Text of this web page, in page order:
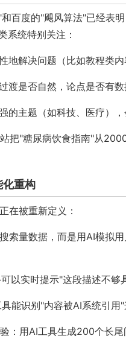
百度的"飓风算法"已经表
系统特别关注：
地解决问题（比如教程类
渡是否自然，论点是否有
的主题（如科技、医疗）
把"糖尿病饮食指南"从
化重构
在被重新定义：
索量数据，而是用AI模拟
以实时提示"这段描述不够
具能识别"内容被AI系统引用
：用AI工具生成200个长